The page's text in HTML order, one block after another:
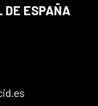
DE ESPAÑA